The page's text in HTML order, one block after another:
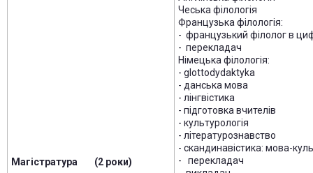
Магістратура (2 роки)
Чеська філологія
Французька філологія:
- французький філолог в
- перекладач
Німецька філологія:
- glottodydaktyka
- данська мова
- лінгвістика
- підготовка вчителів
- культурологія
- літературознавство
- скандинавістика: мова-
- перекладач